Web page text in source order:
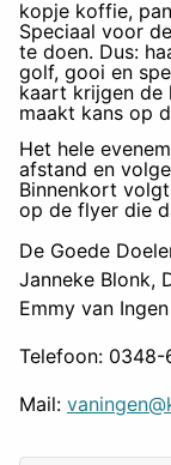
kopje koffie,
Speciaal voor
te doen. Dus:
golf, gooi en
kaart krijgen de
maakt kans op
Het hele
afstand en
Binnenkort
op de flyer die
De Goede
Janneke Blonk,
Emmy van
Telefoon: 0348-
Mail: